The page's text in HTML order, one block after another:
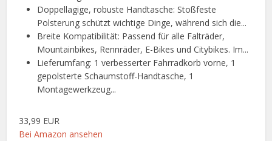
Doppellagige, robuste Handtasche: Stoßfeste
Polsterung schützt wichtige Dinge, während sich die...
Breite Kompatibilität: Passend für alle Falträder,
Mountainbikes, Rennräder, E-Bikes und Citybikes. Im...
Lieferumfang: 1 verbesserter Fahrradkorb vorne, 1
gepolsterte Schaumstoff-Handtasche, 1
Montagewerkzeug...
33,99 EUR
Bei Amazon ansehen